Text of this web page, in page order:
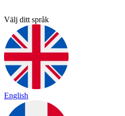
Välj ditt språk
English